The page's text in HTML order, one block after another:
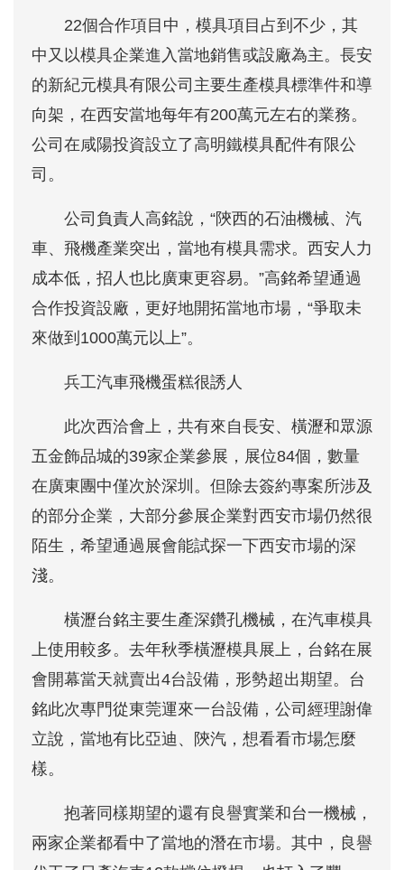
22個合作項目中，模具項目占到不少，其
中又以模具企業進入當地銷售或設廠為主。長安
的新紀元模具有限公司主要生產模具標準件和導
向架，在西安當地每年有200萬元左右的業務。
公司在咸陽投資設立了高明鐵模具配件有限公
司。
公司負責人高銘說，“陝西的石油機械、汽
車、飛機產業突出，當地有模具需求。西安人力
成本低，招人也比廣東更容易。”高銘希望通過
合作投資設廠，更好地開拓當地市場，“爭取未
來做到1000萬元以上”。
兵工汽車飛機蛋糕很誘人
此次西洽會上，共有來自長安、橫瀝和眾源
五金飾品城的39家企業參展，展位84個，數量
在廣東團中僅次於深圳。但除去簽約專案所涉及
的部分企業，大部分參展企業對西安市場仍然很
陌生，希望通過展會能試探一下西安市場的深
淺。
橫瀝台銘主要生產深鑽孔機械，在汽車模具
上使用較多。去年秋季橫瀝模具展上，台銘在展
會開幕當天就賣出4台設備，形勢超出期望。台
銘此次專門從東莞運來一台設備，公司經理謝偉
立說，當地有比亞迪、陝汽，想看看市場怎麼
樣。
抱著同樣期望的還有良譽實業和台一機械，
兩家企業都看中了當地的潛在市場。其中，良譽